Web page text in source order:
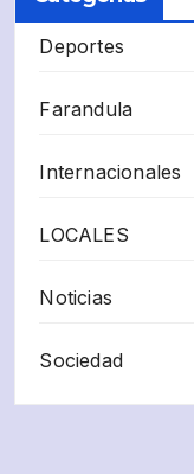
Deportes
Farandula
Internacionales
LOCALES
Noticias
Sociedad